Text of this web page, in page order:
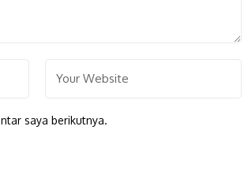
saya berikutnya.